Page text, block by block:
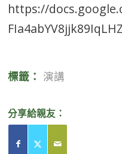
https://
標籤： 演講
分享給親友：